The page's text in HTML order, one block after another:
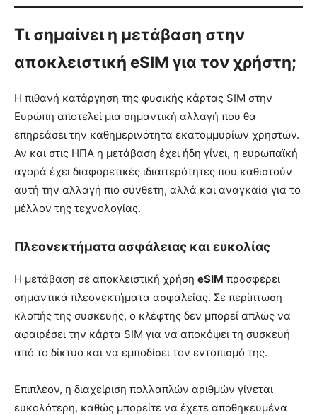
Τι σημαίνει η μετάβαση στην
αποκλειστική eSIM για τον χρήστη;
Η πιθανή κατάργηση της φυσικής κάρτας SIM στην
Ευρώπη αποτελεί μια σημαντική αλλαγή που θα
επηρεάσει την καθημερινότητα εκατομμυρίων χρηστών.
Αν και στις ΗΠΑ η μετάβαση έχει ήδη γίνει, η ευρωπαϊκή
αγορά έχει διαφορετικές ιδιαιτερότητες που καθιστούν
αυτή την αλλαγή πιο σύνθετη, αλλά και αναγκαία για το
μέλλον της τεχνολογίας.
Πλεονεκτήματα ασφάλειας και ευκολίας
Η μετάβαση σε αποκλειστική χρήση eSIM προσφέρει
σημαντικά πλεονεκτήματα ασφαλείας. Σε περίπτωση
κλοπής της συσκευής, ο κλέφτης δεν μπορεί απλώς να
αφαιρέσει την κάρτα SIM για να αποκόψει τη συσκευή
από το δίκτυο και να εμποδίσει τον εντοπισμό της.
Επιπλέον, η διαχείριση πολλαπλών αριθμών γίνεται
ευκολότερη, καθώς μπορείτε να έχετε αποθηκευμένα